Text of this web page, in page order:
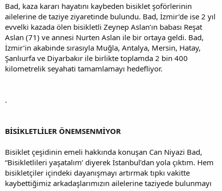
Bad, kaza kararı hayatını kaybeden bisiklet şoförlerinin
ailelerine de taziye ziyaretinde bulundu. Bad, İzmir’de ise 2 yıl
evvelki kazada ölen bisikletli Zeynep Aslan’ın babası Reşat
Aslan (71) ve annesi Nurten Aslan ile bir ortaya geldi. Bad,
İzmir’in akabinde sırasıyla Muğla, Antalya, Mersin, Hatay,
Şanlıurfa ve Diyarbakır ile birlikte toplamda 2 bin 400
kilometrelik seyahati tamamlamayı hedefliyor.
.
BİSİKLETLİLER ÖNEMSENMİYOR
Bisiklet çeşidinin emeli hakkında konuşan Can Niyazi Bad,
“Bisikletlileri yaşatalım’ diyerek İstanbul’dan yola çıktım. Hem
bisikletçiler içindeki dayanışmayı artırmak tıpkı vakitte
kaybettiğimiz arkadaşlarımızın ailelerine taziyede bulunmayı